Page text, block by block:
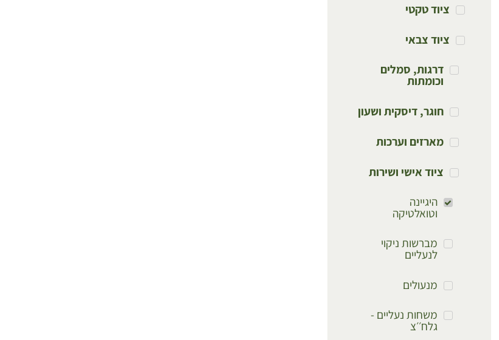
ציוד טקטי
ציוד צבאי
דרגות, סמלים
וכומתות
חוגר, דיסקית ושעון
מארזים וערכות
ציוד אישי ושירות
היגיינה
וטואלטיקה
מברשות ניקוי
לנעליים
מנעולים
משחות נעליים -
גלח׳׳צ